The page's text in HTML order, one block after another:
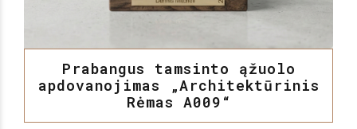
Prabangus tamsinto ąžuolo
apdovanojimas „Architektūrinis
Rėmas A009“